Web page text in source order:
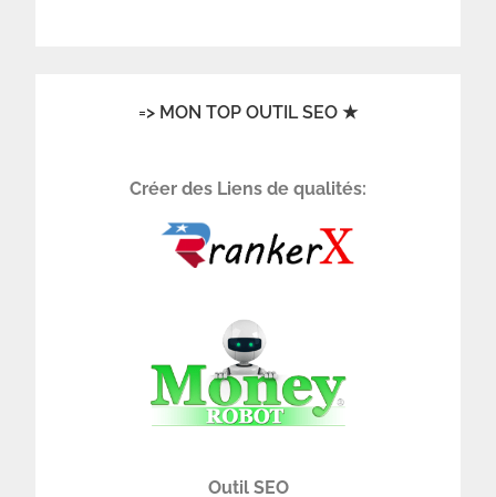
=> MON TOP OUTIL SEO ★
Créer des Liens de qualités:
Outil SEO